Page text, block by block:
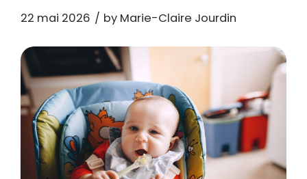
22 mai 2026 by Marie-Claire Jourdin